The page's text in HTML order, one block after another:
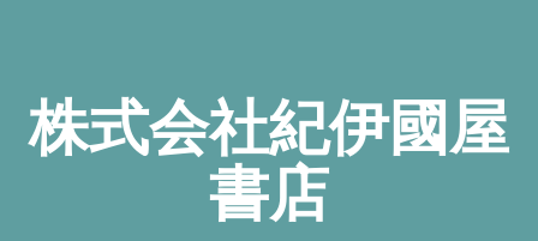
株式会社紀伊國屋
書店